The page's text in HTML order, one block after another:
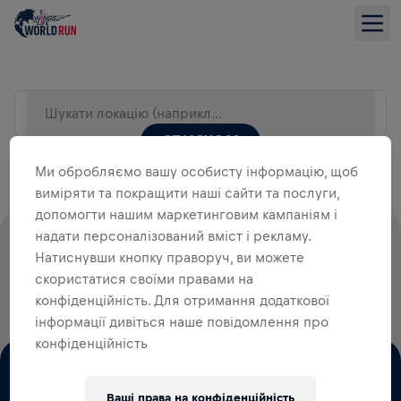
Шукати локацію (наприклад, Місто)
СПИСКОМ
100% СТАРТОВИХ ВНЕСКІВ ЙДУТЬ
НА ДОСЛІДЖЕННЯ ТРАВМ
СПИННОГО МОЗКУ
Ми обробляємо вашу особисту інформацію, щоб
виміряти та покращити наші сайти та послуги,
допомогти нашим маркетинговим кампаніям і
надати персоналізований вміст і рекламу.
Натиснувши кнопку праворуч, ви можете
скористатися своїми правами на
конфіденційність. Для отримання додаткової
інформації дивіться наше повідомлення про
конфіденційність
Ваші права на конфіденційність